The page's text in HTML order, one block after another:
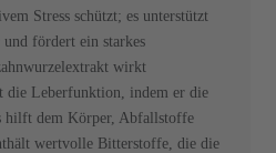
Stress schützt; es unterstützt
fördert ein starkes
wirkt
die Leberfunktion, indem er die
hilft dem Körper, Abfallstoffe
wertvolle Bitterstoffe, die die